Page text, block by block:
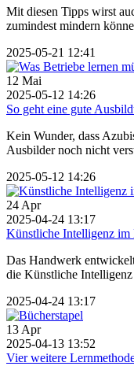
Mit diesen Tipps wirst
zumindest mindern
2025-05-21 12:41
12 Mai
2025-05-12 14:26
So geht eine gute
Kein Wunder, dass
Ausbilder noch nicht
2025-05-12 14:26
24 Apr
2025-04-24 13:17
Künstliche Intelligenz im
Das Handwerk
die Künstliche
2025-04-24 13:17
13 Apr
2025-04-13 13:52
Vier weitere